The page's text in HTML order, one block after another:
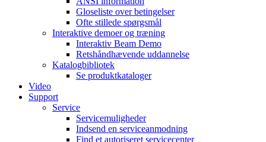
Gloseliste over betingelser
Ofte stillede spørgsmål
Interaktive demoer og træning
Interaktiv Beam Demo
Retshåndhævende uddannelse
Katalogbibliotek
Se produktkataloger
Video
Support
Service
Servicemuligheder
Indsend en serviceanmodning
Find et autoriseret servicecenter